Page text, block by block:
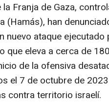
Franja de Gaza,
(Hamás), han
nuevo ataque
que eleva a cerca de
de la ofensiva
el 7 de octubre de
contra territorio israelí.